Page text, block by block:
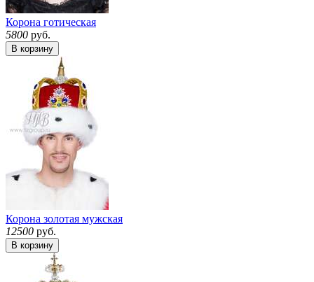
Корона готическая
5800 руб.
В корзину
Корона золотая мужская
12500 руб.
В корзину